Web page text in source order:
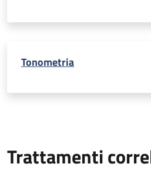
Tonometria
Trattamenti